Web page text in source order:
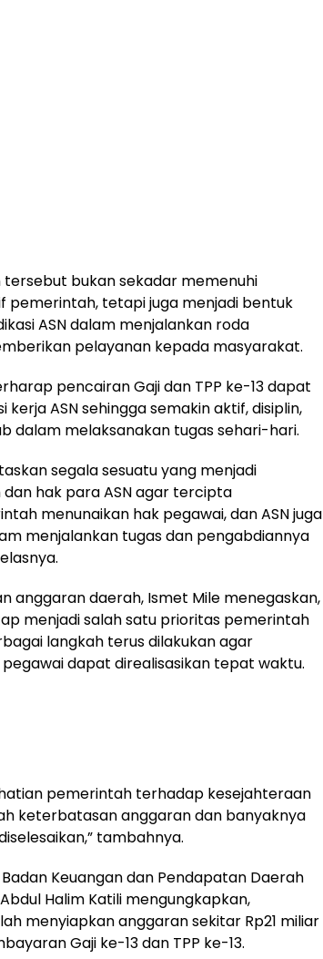
tersebut bukan sekadar memenuhi
pemerintah, tetapi juga menjadi bentuk
ASN dalam menjalankan roda
pelayanan kepada masyarakat.
pencairan Gaji dan TPP ke-13 dapat
ASN sehingga semakin aktif, disiplin,
dalam melaksanakan tugas sehari-hari.
segala sesuatu yang menjadi
hak para ASN agar tercipta
menunaikan hak pegawai, dan ASN juga
menjalankan tugas dan pengabdiannya
anggaran daerah, Ismet Mile menegaskan,
menjadi salah satu prioritas pemerintah
langkah terus dilakukan agar
dapat direalisasikan tepat waktu.
pemerintah terhadap kesejahteraan
keterbatasan anggaran dan banyaknya
tambahnya.
Keuangan dan Pendapatan Daerah
Halim Katili mengungkapkan,
menyiapkan anggaran sekitar Rp21 miliar
Gaji ke-13 dan TPP ke-13.